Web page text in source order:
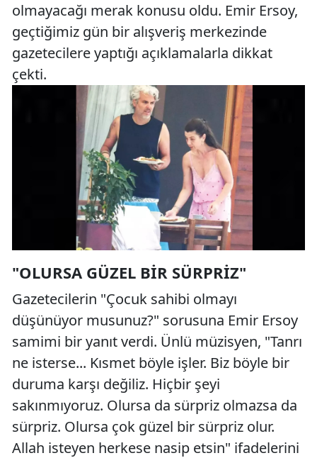
olmayacağı merak konusu oldu. Emir Ersoy,
geçtiğimiz gün bir alışveriş merkezinde
gazetecilere yaptığı açıklamalarla dikkat
çekti.
"OLURSA GÜZEL BIR SÜRPRIZ"
Gazetecilerin "Çocuk sahibi olmayı
düşünüyor musunuz?" sorusuna Emir Ersoy
samimi bir yanıt verdi. Ünlü müzisyen, "Tanrı
ne isterse... Kısmet böyle işler. Biz böyle bir
duruma karşı değiliz. Hiçbir şeyi
sakınmıyoruz. Olursa da sürpriz olmazsa da
sürpriz. Olursa çok güzel bir sürpriz olur.
Allah isteyen herkese nasip etsin" ifadelerini